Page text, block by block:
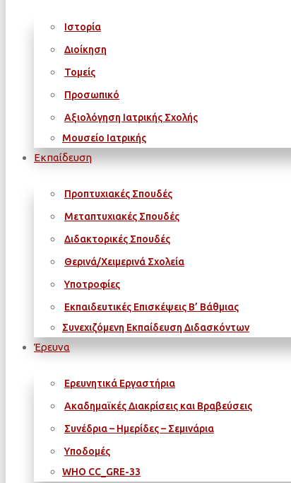
Ιστορία
Διοίκηση
Τομείς
Προσωπικό
Αξιολόγηση Ιατρικής Σχολής
Μουσείο Ιατρικής
Εκπαίδευση
Προπτυχιακές Σπουδές
Μεταπτυχιακές Σπουδές
Διδακτορικές Σπουδές
Θερινά/Χειμερινά Σχολεία
Υποτροφίες
Εκπαιδευτικές Επισκέψεις Β’ Βάθμιας
Συνεχιζόμενη Εκπαίδευση Διδασκόντων
Έρευνα
Ερευνητικά Εργαστήρια
Ακαδημαϊκές Διακρίσεις και Βραβεύσεις
Συνέδρια – Ημερίδες – Σεμινάρια
Υποδομές
WΗΟ CC_GRE-33